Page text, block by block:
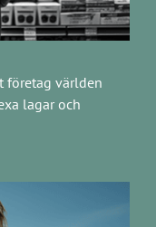
företag världen
lagar och